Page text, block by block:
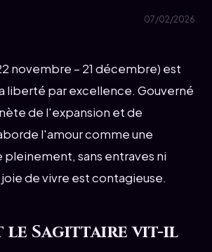
07/02/2026
novembre – 21 décembre) est
liberté par excellence. Gouverné
de l'expansion et de
l'amour comme une
pleinement, sans entraves ni
de vivre est contagieuse.
le Sagittaire vit-il